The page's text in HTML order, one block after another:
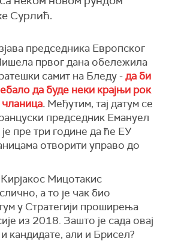
Сурлић.
председника Европског
првог дана обележила
самит на Бледу -да би
да буде неки крајњи рок
чланица. Међутим, тај датум се
председник Емануел
пре три године да ће ЕУ
отворити управо до
Мицотакис
а то је чак био
у Стратегији проширења
из 2018. Зашто је сада овај
кандидате, али и Брисел?